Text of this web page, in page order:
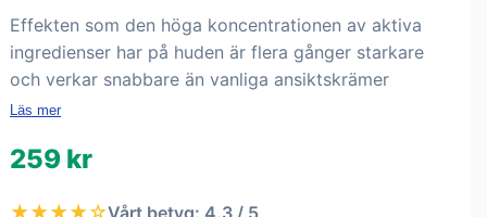
Effekten som den höga koncentrationen av aktiva
ingredienser har på huden är flera gånger starkare
och verkar snabbare än vanliga ansiktskrämer
Läs mer
259 kr
★★★★☆Vårt betyg: 4.3 / 5